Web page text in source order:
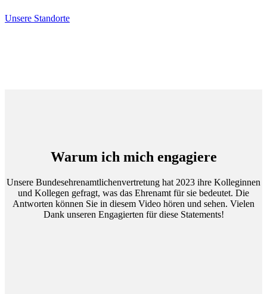
Unsere Standorte
Warum ich mich engagiere
Unsere Bundesehrenamtlichenvertretung hat 2023 ihre Kolleginnen
und Kollegen gefragt, was das Ehrenamt für sie bedeutet. Die
Antworten können Sie in diesem Video hören und sehen. Vielen
Dank unseren Engagierten für diese Statements!